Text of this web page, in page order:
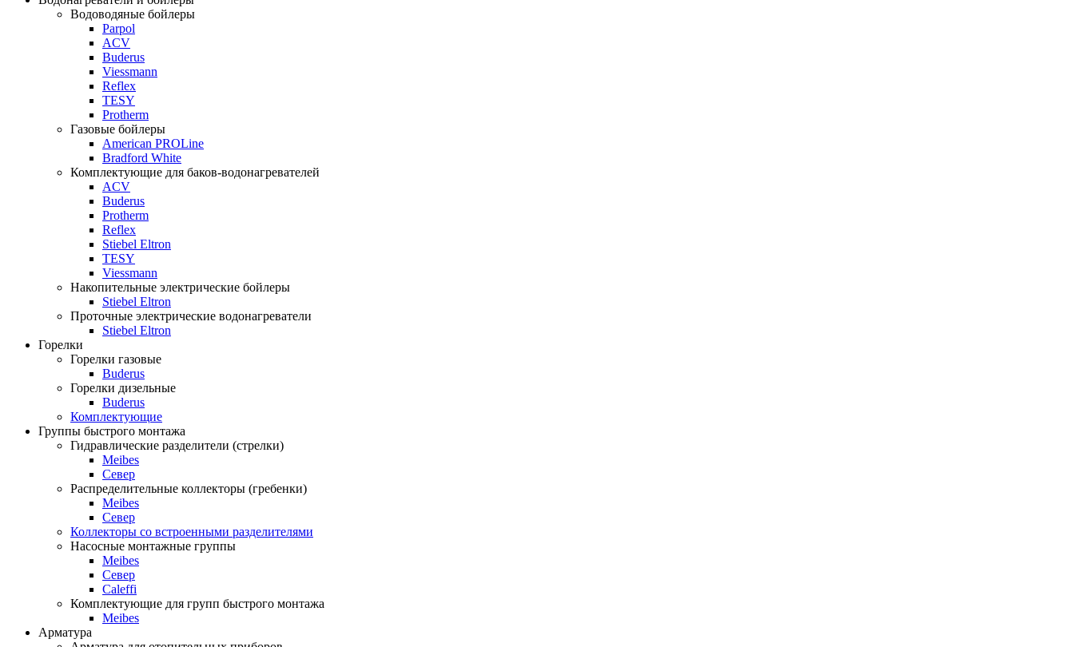
Водоводяные бойлеры
Parpol
ACV
Buderus
Viessmann
Reflex
TESY
Protherm
Газовые бойлеры
American PROLine
Bradford White
Комплектующие для баков-водонагревателей
ACV
Buderus
Protherm
Reflex
Stiebel Eltron
TESY
Viessmann
Накопительные электрические бойлеры
Stiebel Eltron
Проточные электрические водонагреватели
Stiebel Eltron
Горелки
Горелки газовые
Buderus
Горелки дизельные
Buderus
Комплектующие
Группы быстрого монтажа
Гидравлические разделители (стрелки)
Meibes
Север
Распределительные коллекторы (гребенки)
Meibes
Север
Коллекторы со встроенными разделителями
Насосные монтажные группы
Meibes
Север
Caleffi
Комплектующие для групп быстрого монтажа
Meibes
Арматура